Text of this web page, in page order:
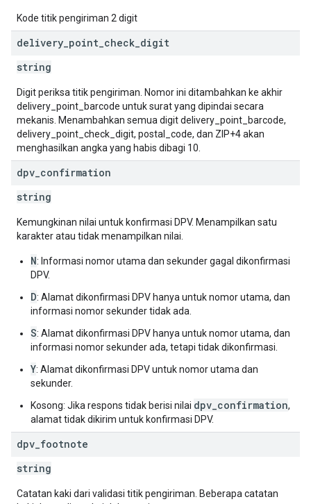
Kode titik pengiriman 2 digit
delivery point check digit
string
Digit periksa titik pengiriman. Nomor ini ditambahkan ke akhir
delivery_point_barcode untuk surat yang dipindai secara
mekanis. Menambahkan semua digit delivery_point_barcode,
delivery_point_check_digit, postal_code, dan ZIP+4 akan
menghasilkan angka yang habis dibagi 10.
dpv confirmation
string
Kemungkinan nilai untuk konfirmasi DPV. Menampilkan satu
karakter atau tidak menampilkan nilai.
N: Informasi nomor utama dan sekunder gagal dikonfirmasi
DPV.
D: Alamat dikonfirmasi DPV hanya untuk nomor utama, dan
informasi nomor sekunder tidak ada.
S: Alamat dikonfirmasi DPV hanya untuk nomor utama, dan
informasi nomor sekunder ada, tetapi tidak dikonfirmasi.
Y: Alamat dikonfirmasi DPV untuk nomor utama dan
sekunder.
Kosong: Jika respons tidak berisi nilai dpv_confirmation,
alamat tidak dikirim untuk konfirmasi DPV.
dpv footnote
string
Catatan kaki dari validasi titik pengiriman. Beberapa catatan